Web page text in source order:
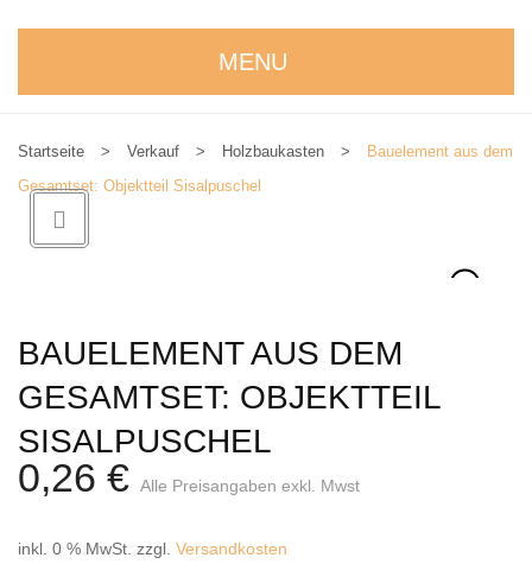
MENU
Kreativbaukasten
Weihnachtskrippe
Weihnachtsengel
Räuchermann
Startseite > Verkauf > Holzbaukasten >
Bauelement aus dem
Gesamtset: Objektteil Sisalpuschel
BAUELEMENT AUS DEM
GESAMTSET: OBJEKTTEIL
SISALPUSCHEL
0,26 € Alle Preisangaben exkl. Mwst
inkl. 0 % MwSt. zzgl. Versandkosten